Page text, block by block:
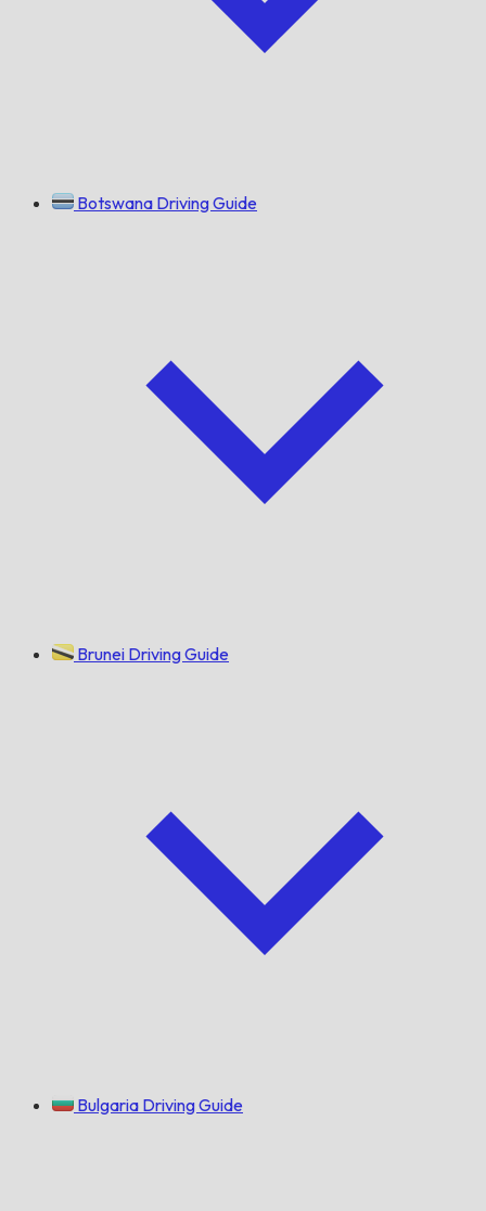
Botswana Driving Guide
Brunei Driving Guide
Bulgaria Driving Guide